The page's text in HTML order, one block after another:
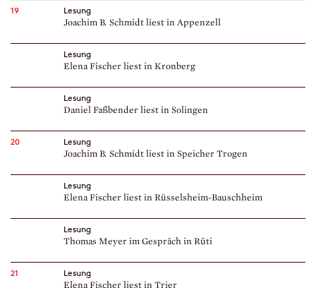
19
Lesung
Joachim B. Schmidt liest in Appenzell
Lesung
Elena Fischer liest in Kronberg
Lesung
Daniel Faßbender liest in Solingen
20
Lesung
Joachim B. Schmidt liest in Speicher Trogen
Lesung
Elena Fischer liest in Rüsselsheim-Bauschheim
Lesung
Thomas Meyer im Gespräch in Rüti
21
Lesung
Elena Fischer liest in Trier